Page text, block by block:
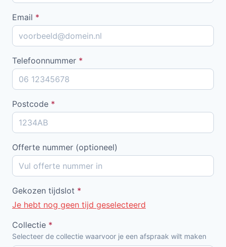
Email *
Telefoonnummer *
Postcode *
Offerte nummer (optioneel)
Gekozen tijdslot *
Je hebt nog geen tijd geselecteerd
Collectie *
Selecteer de collectie waarvoor je een afspraak wilt maken